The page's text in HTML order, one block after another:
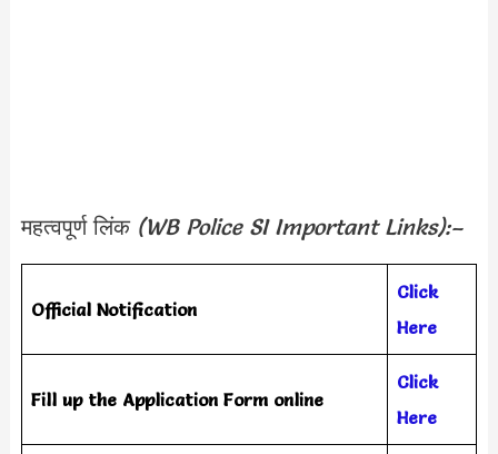
महत्वपूर्ण लिंक (WB Police SI Important Links):–
Official Notification
Click
Here
Fill up the Application Form online
Click
Here